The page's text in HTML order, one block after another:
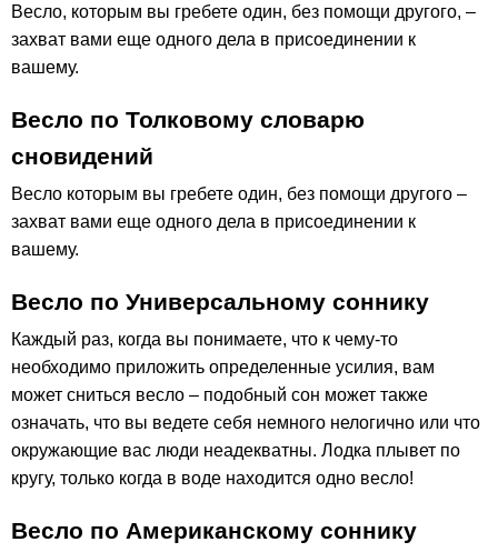
Весло, которым вы гребете один, без помощи другого, –
захват вами еще одного дела в присоединении к
вашему.
Весло по Толковому словарю
сновидений
Весло которым вы гребете один, без помощи другого –
захват вами еще одного дела в присоединении к
вашему.
Весло по Универсальному соннику
Каждый раз, когда вы понимаете, что к чему-то
необходимо приложить определенные усилия, вам
может сниться весло – подобный сон может также
означать, что вы ведете себя немного нелогично или что
окружающие вас люди неадекватны. Лодка плывет по
кругу, только когда в воде находится одно весло!
Весло по Американскому соннику